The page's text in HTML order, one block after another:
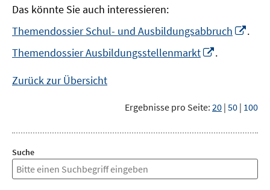
Das könnte Sie auch interessieren:
Themendossier Schul- und Ausbildungsabbruch
.
Themendossier Ausbildungsstellenmarkt
.
Zurück zur Übersicht
Ergebnisse pro Seite: 20 | 50 | 100
Suche